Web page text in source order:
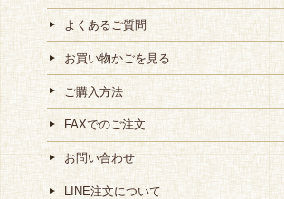
よくあるご質問
お買い物かごを見る
ご購入方法
FAXでのご注文
お問い合わせ
LINE注文について